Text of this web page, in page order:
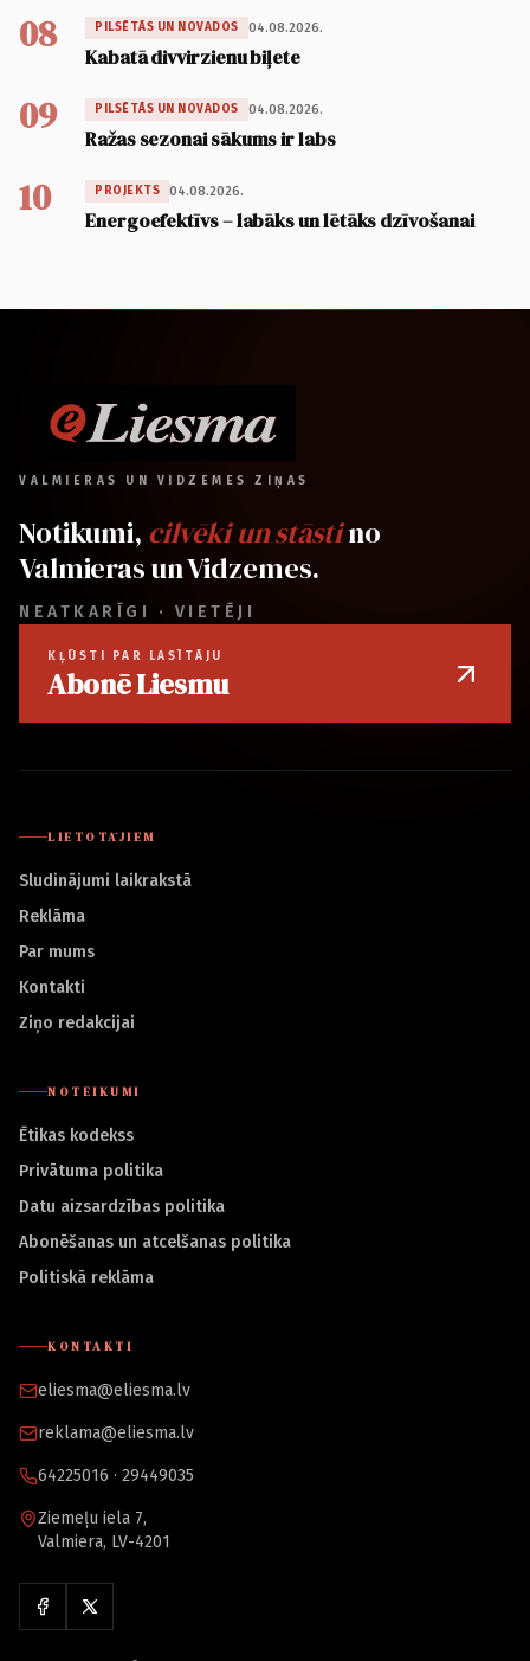
08 PILSĒTĀS UN NOVADOS 04.08.2026.
Kabatā divvirzienu biļete
09 PILSĒTĀS UN NOVADOS 04.08.2026.
Ražas sezonai sākums ir labs
10 PROJEKTS 04.08.2026.
Energoefektīvs – labāks un lētāks dzīvošanai
VALMIERAS UN VIDZEMES ZIŅAS
Notikumi, cilvēki un stāstino
Valmieras un Vidzemes.
NEATKARĪGI · VIETĒJI
KĻŪSTI PAR LASĪTĀJU
Abonē Liesmu
LIETOTĀJIEM
Sludinājumi laikrakstā
Reklāma
Par mums
Kontakti
Ziņo redakcijai
NOTEIKUMI
Ētikas kodekss
Privātuma politika
Datu aizsardzības politika
Abonēšanas un atcelšanas politika
Politiskā reklāma
KONTAKTI
eliesma@eliesma.lv
reklama@eliesma.lv
64225016 · 29449035
Ziemeļu iela 7,
Valmiera, LV-4201